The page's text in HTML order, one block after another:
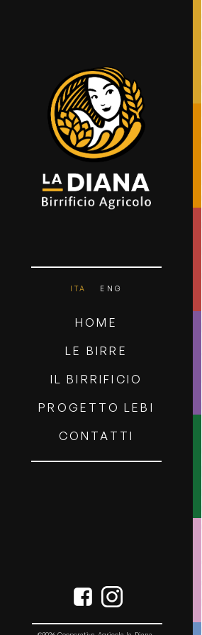
ITA ENG
HOME
LE BIRRE
IL BIRRIFICIO
PROGETTO LEBI
CONTATTI